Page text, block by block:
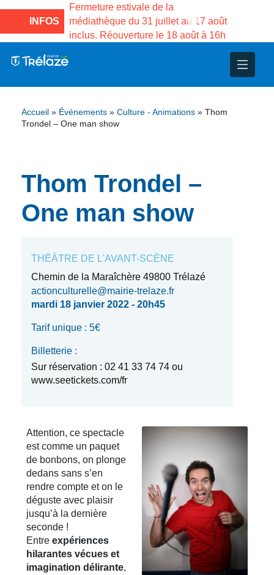
INFOS
la Maison des
de Gama du
Fermeture estivale de la
médiathèque du 31 juillet au 17 août
inclus. Réouverture le 18 août à 16h
Projets
– Jumelage
Accueil » Événements » Culture - Animations » Thom
Trondel – One man show
Thom Trondel –
One man show
THÉÂTRE DE L'AVANT-SCÈNE
Chemin de la Maraîchère 49800 Trélazé
actionculturelle@mairie-trelaze.fr
mardi 18 janvier 2022 - 20h45
Tarif unique : 5€
Billetterie :
Sur réservation : 02 41 33 74 74 ou
www.seetickets.com/fr
Attention, ce spectacle
est comme un paquet
de bonbons, on plonge
dedans sans s’en
rendre compte et on le
déguste avec plaisir
jusqu’à la dernière
seconde !
Entre expériences
hilarantes vécues et
imagination délirante,